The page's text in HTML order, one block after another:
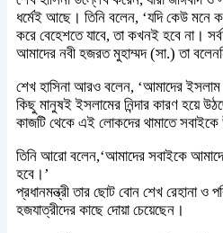
ধর্মেই আছে। তিনি বলেন, ‘যদি কেউ মনে
করে বেহেশতে যাবে, তা কখনই হবে না।
আমাদের নবী হজরত মুহাম্মদ (সা.) তা
শেখ হাসিনা আরও বলেন, ‘আমাদের ইসলাম
কিছু মানুষই ইসলামের নিন্দার কারণ হয়ে
কাজটি থেকে এই লোকদের থামাতে
তিনি আরো বলেন,‘আমাদের সবাইকে
হবে।’
প্রধানমন্ত্রী তার ছোট বোন শেখ রেহানা ও
হজযাত্রীদের কাছে দোয়া চেয়েছেন।